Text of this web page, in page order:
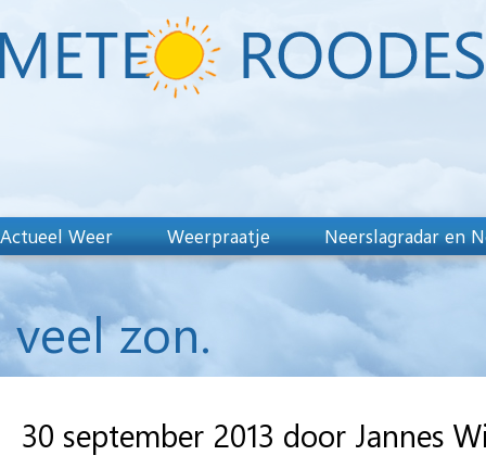
Actueel Weer Weerpraatje Neerslagradar en
veel zon.
30 september 2013 door Jannes